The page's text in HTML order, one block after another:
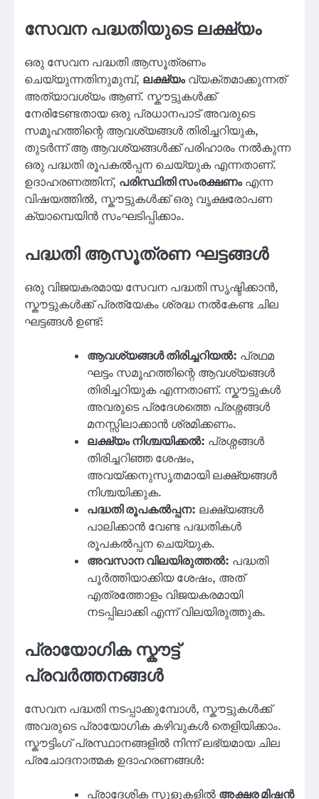
സേവന പദ്ധതിയുടെ ലക്ഷ്യം
ഒരു സേവന പദ്ധതി ആസൂത്രണം
ചെയ്യുന്നതിനുമുമ്പ്, ലക്ഷ്യംവ്യക്തമാക്കുന്നത്
അത്യാവശ്യം ആണ്. സ്കൗട്ടുകൾക്ക്
നേരിടേണ്ടതായ ഒരു പ്രധാനപാട് അവരുടെ
സമൂഹത്തിന്റെ ആവശ്യങ്ങൾ തിരിച്ചറിയുക,
തുടർന്ന് ആ ആവശ്യങ്ങൾക്ക് പരിഹാരം നൽകുന്ന
ഒരു പദ്ധതി രൂപകൽപ്പന ചെയ്യുക എന്നതാണ്.
ഉദാഹരണത്തിന്, പരിസ്ഥിതി സംരക്ഷണംഎന്ന
വിഷയത്തിൽ, സ്കൗട്ടുകൾക്ക് ഒരു വൃക്ഷരോപണ
ക്യാമ്പെയിൻ സംഘടിപ്പിക്കാം.
പദ്ധതി ആസൂത്രണ ഘട്ടങ്ങൾ
ഒരു വിജയകരമായ സേവന പദ്ധതി സൃഷ്ടിക്കാൻ,
സ്കൗട്ടുകൾക്ക് പ്രത്യേകം ശ്രദ്ധ നൽകേണ്ട ചില
ഘട്ടങ്ങൾ ഉണ്ട്:
ആവശ്യങ്ങൾ തിരിച്ചറിയൽ: പ്രഥമ
ഘട്ടം സമൂഹത്തിന്റെ ആവശ്യങ്ങൾ
തിരിച്ചറിയുക എന്നതാണ്. സ്കൗട്ടുകൾ
അവരുടെ പ്രദേശത്തെ പ്രശ്നങ്ങൾ
മനസ്സിലാക്കാൻ ശ്രമിക്കണം.
ലക്ഷ്യം നിശ്ചയിക്കൽ: പ്രശ്നങ്ങൾ
തിരിച്ചറിഞ്ഞ ശേഷം,
അവയ്ക്കനുസൃതമായി ലക്ഷ്യങ്ങൾ
നിശ്ചയിക്കുക.
പദ്ധതി രൂപകൽപ്പന: ലക്ഷ്യങ്ങൾ
പാലിക്കാൻ വേണ്ട പദ്ധതികൾ
രൂപകൽപ്പന ചെയ്യുക.
അവസാന വിലയിരുത്തൽ: പദ്ധതി
പൂർത്തിയാക്കിയ ശേഷം, അത്
എത്രത്തോളം വിജയകരമായി
നടപ്പിലാക്കി എന്ന് വിലയിരുത്തുക.
പ്രായോഗിക സ്കൗട്ട്
പ്രവർത്തനങ്ങൾ
സേവന പദ്ധതി നടപ്പാക്കുമ്പോൾ, സ്കൗട്ടുകൾക്ക്
അവരുടെ പ്രായോഗിക കഴിവുകൾ തെളിയിക്കാം.
സ്കൗട്ടിംഗ് പ്രസ്ഥാനങ്ങളിൽ നിന്ന് ലഭ്യമായ ചില
പ്രചോദനാത്മക ഉദാഹരണങ്ങൾ:
പ്രാദേശിക സ്കൂളുകളിൽ അക്ഷര മിഷൻ